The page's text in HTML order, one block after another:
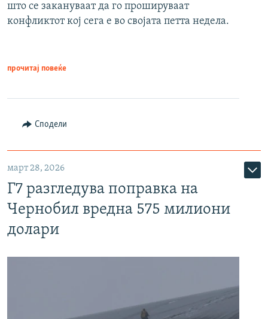
што се закануваат да го прошируваат
конфликтот кој сега е во својата петта недела.
прочитај повеќе
Сподели
март 28, 2026
Г7 разгледува поправка на
Чернобил вредна 575 милиони
долари